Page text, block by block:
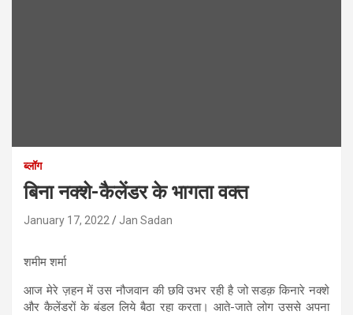
ब्लॉग
बिना नक्शे-कैलेंडर के भागता वक्त
January 17, 2022 Jan Sadan
शमीम शर्मा
आज मेरे ज़हन में उस नौजवान की छवि उभर रही है जो सडक़ किनारे नक्शे
और कैलेंडरों के बंडल लिये बैठा रहा करता। आते-जाते लोग उससे अपना